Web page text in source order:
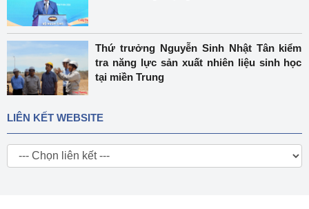
Thứ trưởng Nguyễn Sinh Nhật Tân kiểm
tra năng lực sản xuất nhiên liệu sinh học
tại miền Trung
LIÊN KẾT WEBSITE